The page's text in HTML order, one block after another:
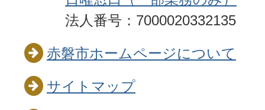
法人番号：7000020332135
赤磐市ホームページについて
サイトマップ